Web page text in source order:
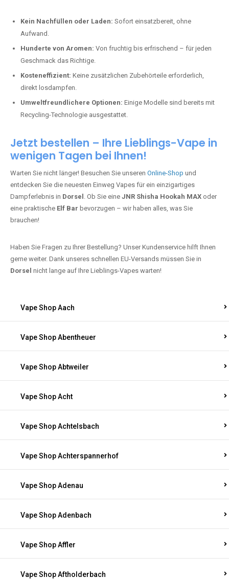
Kein Nachfüllen oder Laden: Sofort einsatzbereit, ohne
Aufwand.
Hunderte von Aromen: Von fruchtig bis erfrischend – für jeden
Geschmack das Richtige.
Kosteneffizient: Keine zusätzlichen Zubehörteile erforderlich,
direkt losdampfen.
Umweltfreundlichere Optionen: Einige Modelle sind bereits mit
Recycling-Technologie ausgestattet.
Jetzt bestellen – Ihre Lieblings-Vape in
wenigen Tagen bei Ihnen!
Warten Sie nicht länger! Besuchen Sie unseren Online-Shop und
entdecken Sie die neuesten Einweg Vapes für ein einzigartiges
Dampferlebnis in Dorsel . Ob Sie eine JNR Shisha Hookah MAX oder
eine praktische Elf Bar bevorzugen – wir haben alles, was Sie
brauchen!
Haben Sie Fragen zu Ihrer Bestellung? Unser Kundenservice hilft Ihnen
gerne weiter. Dank unseres schnellen EU-Versands müssen Sie in
Dorsel nicht lange auf Ihre Lieblings-Vapes warten!
Vape Shop Aach
Vape Shop Abentheuer
Vape Shop Abtweiler
Vape Shop Acht
Vape Shop Achtelsbach
Vape Shop Achterspannerhof
Vape Shop Adenau
Vape Shop Adenbach
Vape Shop Affler
Vape Shop Aftholderbach